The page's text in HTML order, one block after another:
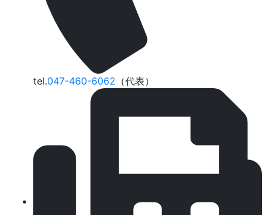
tel.047-460-6062 （代表）